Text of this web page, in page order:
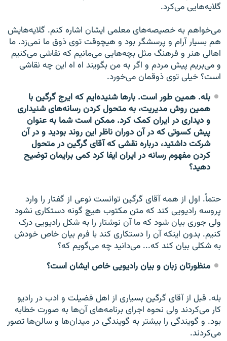
گلایه‌هایی می‌کرد.
می‌خواهم به خصیصه‌های معلمی ایشان اشاره کنم. گلایه‌هایش
هم بسیار آرام و پرسشگر بود و هیچوقت توی ذوق ما نمی‌زد. ما
اهالی هنر و فرهنگ مثل بچه‌هایی می‌مانیم که نقاشی می‌کنیم
و می‌بریم پیش مردم و اگر به من بگویند اه اه این چه نقاشی
است؟ خیلی توی ذوقمان می‌خورد.
بله. همین طور است. بار‌ها شنیده‌ایم که ایرج گرگین با
همین روش مدیریت، به متحول کردن رسانه‌های شنیداری
و دیداری در ایران کمک کرد. ممکن است شما به عنوان
پیش کسوتی که در آن دوران ناظر این روند بودید و در آن
شرکت داشتید، درباره نقشی که آقای گرگین در متحول
کردن مفهوم رسانه در ایران ایفا کرد کمی برایمان توضیح
دهید؟
حتماً. اول از همه آقای گرگین توانست نوعی از گفتار را وارد
پروسه رادیویی کند که متن مکتوب هیچ گونه دستکاری نشود
ولی جوری بیان شود که ما آن نوشتار را به شکل رادیویی درک
کنیم. بدون اینکه آن را دستکاری کند با فرم بیان خاص خودش
به شکلی بیان کند که... می‌دانید چه می‌گویم که؟
منظورتان زبان و بیان رادیویی خاص ایشان است؟
بله. قبل از آقای گرگین بسیاری از اهل فضیلت و ادب در رادیو
کار می‌کردند ولی نحوه اجرای برنامه‌های آن‌ها به صورت خطابه
بود. و گویندگی را بیشتر به گویندگی در میدان‌ها و سالن‌ها تصور
می‌کردند.